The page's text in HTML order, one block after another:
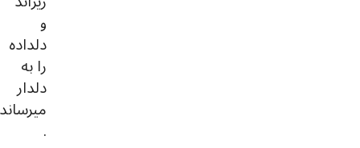
و
دلداده
را به
دلدار
.